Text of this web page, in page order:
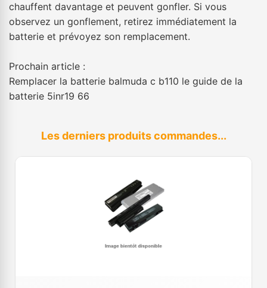
chauffent davantage et peuvent gonfler. Si vous
observez un gonflement, retirez immédiatement la
batterie et prévoyez son remplacement.
Prochain article :
Remplacer la batterie balmuda c b110 le guide de la
batterie 5inr19 66
Les derniers produits commandes...